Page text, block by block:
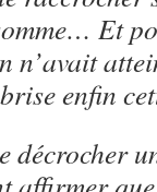
Et
n’avait
enfin
décrocher